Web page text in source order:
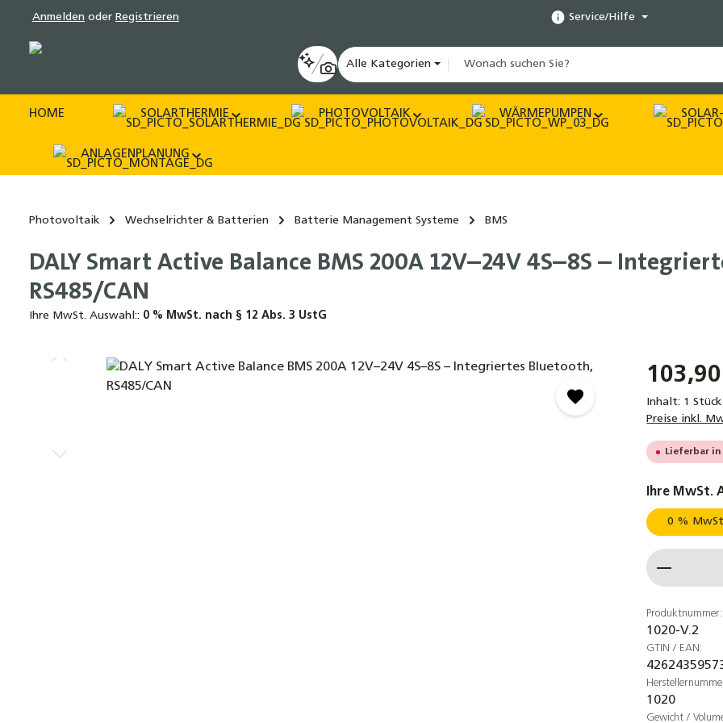
Zur Hauptnavigation springen
Anmelden oder Registrieren Service/Hilfe
Alle Kategorien
HOME SOLARTHERMIE PHOTOVOLTAIK WÄRMEPUMPEN
ANLAGENPLANUNG
Photovoltaik Wechselrichter & Batterien Batterie Management Systeme BMS
DALY Smart Active Balance BMS 200A 12V–24V 4S–8S –
RS485/CAN
Ihre MwSt. Auswahl:: 0 % MwSt. nach § 12 Abs. 3 UstG
Bildergalerie überspringen
Inhalt: 1 Stück
Preise inkl.
Lieferbar
Ihre MwSt.
0 %
Produktnummer:
1020-V.2
GTIN / EAN:
1020
Gewicht /